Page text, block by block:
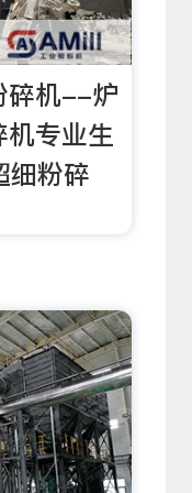
碎机--炉
专业生
细粉碎